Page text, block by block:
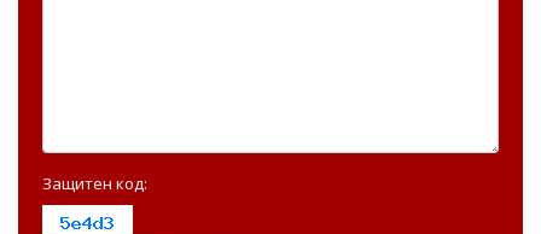
Защитен код: